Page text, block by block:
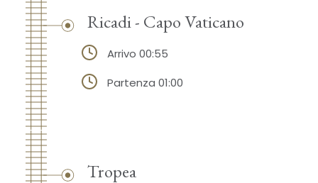
Ricadi - Capo Vaticano
Arrivo 00:55
Partenza 01:00
Tropea